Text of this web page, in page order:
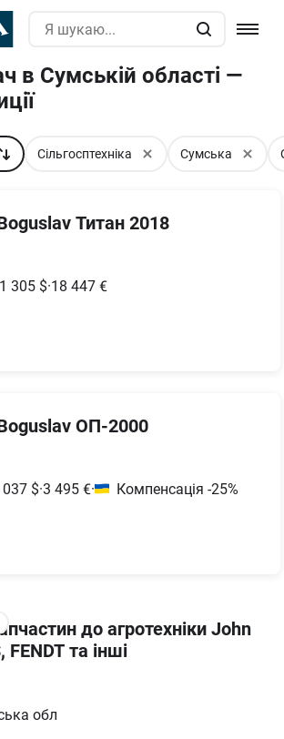
в Сумській області —
Сільгосптехніка Сумська
Титан 2018
305 $·18 447 €
ОП-2000
037 $·3 495 €·
Компенсація -25%
до агротехніки John
FENDT та інші
обл